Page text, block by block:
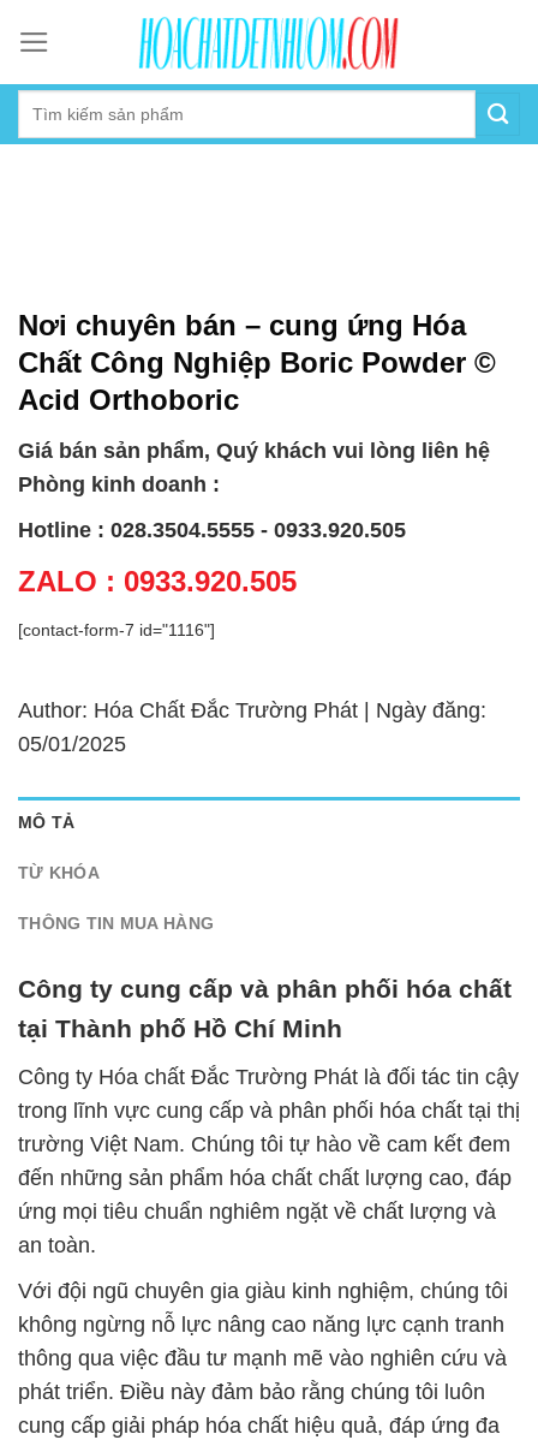
content
Nơi chuyên bán – cung ứng Hóa
Chất Công Nghiệp Boric Powder ©
Acid Orthoboric
Giá bán sản phẩm, Quý khách vui lòng liên hệ
Phòng kinh doanh :
Hotline : 028.3504.5555 - 0933.920.505
ZALO : 0933.920.505
[contact-form-7 id="1116"]
Author: Hóa Chất Đắc Trường Phát | Ngày đăng:
05/01/2025
MÔ TẢ
TỪ KHÓA
THÔNG TIN MUA HÀNG
Công ty cung cấp và phân phối hóa chất
tại Thành phố Hồ Chí Minh
Công ty Hóa chất Đắc Trường Phát là đối tác tin cậy
trong lĩnh vực cung cấp và phân phối hóa chất tại thị
trường Việt Nam. Chúng tôi tự hào về cam kết đem
đến những sản phẩm hóa chất chất lượng cao, đáp
ứng mọi tiêu chuẩn nghiêm ngặt về chất lượng và
an toàn.
Với đội ngũ chuyên gia giàu kinh nghiệm, chúng tôi
không ngừng nỗ lực nâng cao năng lực cạnh tranh
thông qua việc đầu tư mạnh mẽ vào nghiên cứu và
phát triển. Điều này đảm bảo rằng chúng tôi luôn
cung cấp giải pháp hóa chất hiệu quả, đáp ứng đa